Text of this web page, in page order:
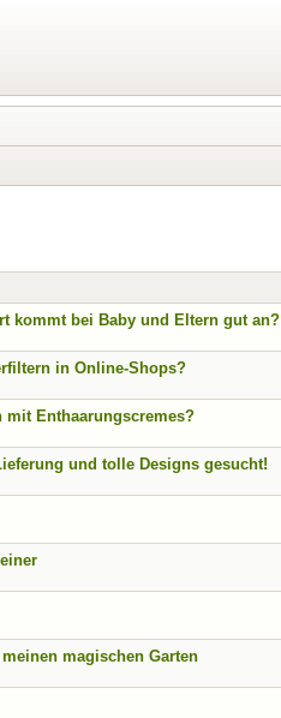
kommt bei Baby und Eltern gut an?
in Online-Shops?
mit Enthaarungscremes?
und tolle Designs gesucht!
magischen Garten